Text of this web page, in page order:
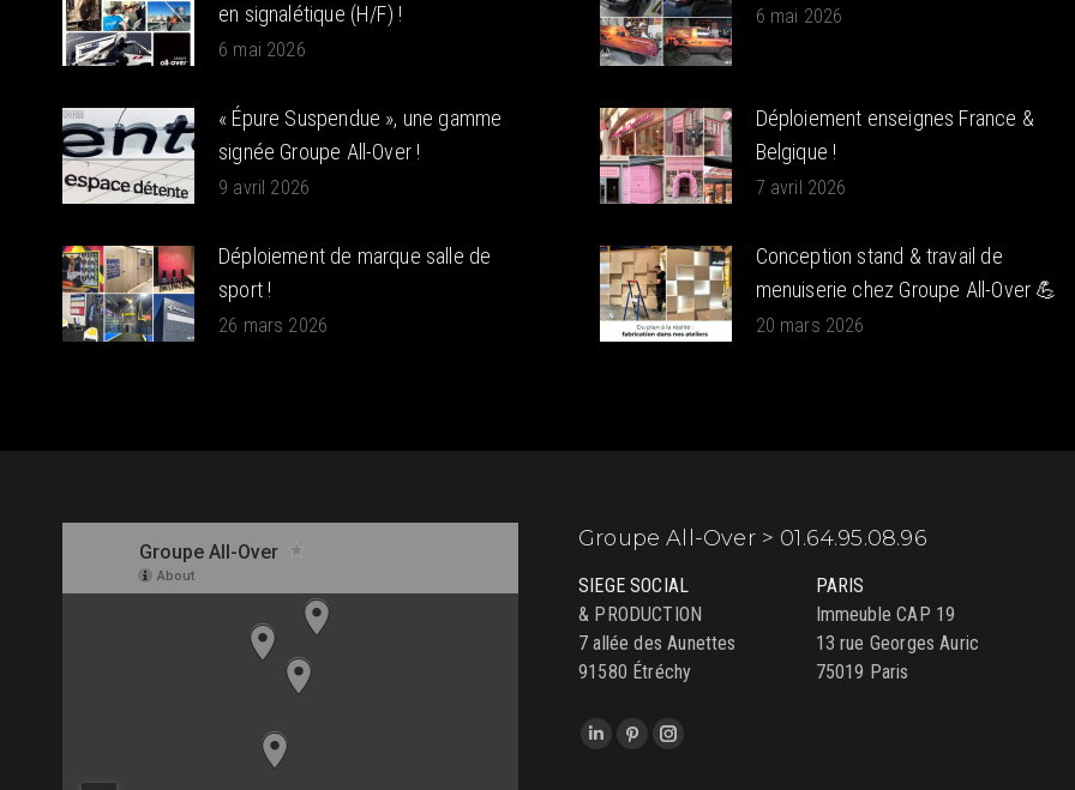
en signalétique (H/F) !
6 mai 2026
6 mai 2026
« Épure Suspendue », une gamme
signée Groupe All-Over !
9 avril 2026
Déploiement enseignes France &
Belgique !
7 avril 2026
Déploiement de marque salle de
sport !
26 mars 2026
Conception stand & travail de
menuiserie chez Groupe All-Over 💪
20 mars 2026
Groupe All-Over > 01.64.95.08.96
SIEGE SOCIAL
& PRODUCTION
7 allée des Aunettes
91580 Étréchy
PARIS
Immeuble CAP 19
13 rue Georges Auric
75019 Paris
Trouvez nous sur :
LinkedInPinterestInstagram